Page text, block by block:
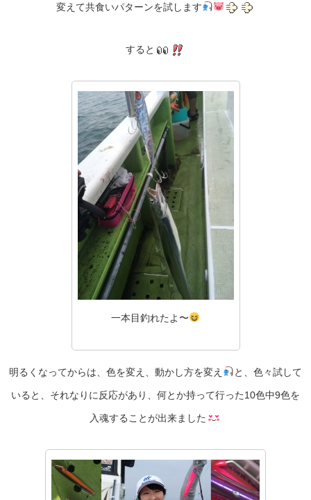
変えて共食いパターンを試します
すると
一本目釣れたよ〜
明るくなってからは、色を変え、動かし方を変え と、色々試して
いると、それなりに反応があり、何とか持って行った10色中9色を
入魂することが出来ました